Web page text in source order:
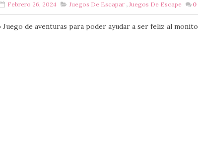
Febrero 26, 2024 Juegos De Escapar , Juegos De Escape 0
Juego de aventuras para poder ayudar a ser feliz al monito